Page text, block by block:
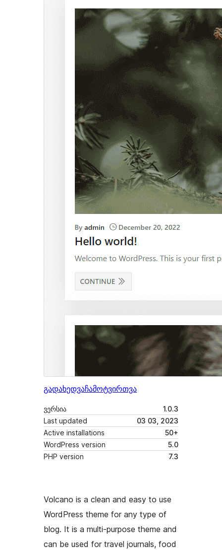
გადახედვაჩამოტვირთვა
ვერსია
1.0.3
Last updated
03 03, 2023
Active installations
50+
WordPress version
5.0
PHP version
7.3
Volcano is a clean and easy to use
WordPress theme for any type of
blog. It is a multi-purpose theme and
can be used for travel journals, food